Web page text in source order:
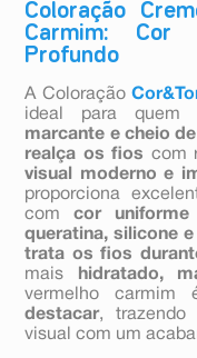
Coloração
Carmim: Cor
Profundo
A Coloração
ideal para quem
marcante e cheio
realça os fios com
visual moderno e
proporciona
comcor uniforme
queratina, silicone
trata os fios
mais
hidratado,
vermelho carmim
destacar, trazendo
visual com um